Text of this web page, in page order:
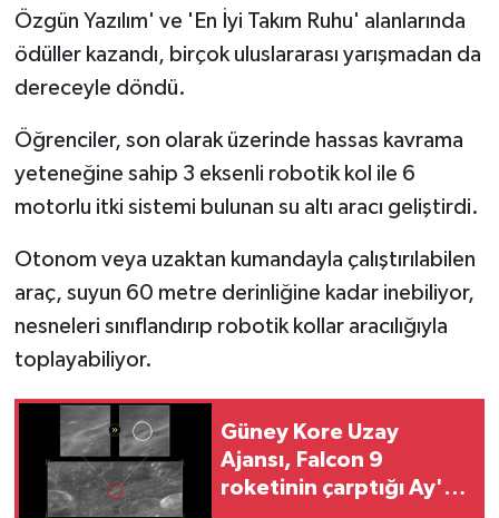
Özgün Yazılım' ve 'En İyi Takım Ruhu' alanlarında
ödüller kazandı, birçok uluslararası yarışmadan da
dereceyle döndü.
Öğrenciler, son olarak üzerinde hassas kavrama
yeteneğine sahip 3 eksenli robotik kol ile 6
motorlu itki sistemi bulunan su altı aracı geliştirdi.
Otonom veya uzaktan kumandayla çalıştırılabilen
araç, suyun 60 metre derinliğine kadar inebiliyor,
nesneleri sınıflandırıp robotik kollar aracılığıyla
toplayabiliyor.
Güney Kore Uzay
Ajansı, Falcon 9
roketinin çarptığı Ay'ın